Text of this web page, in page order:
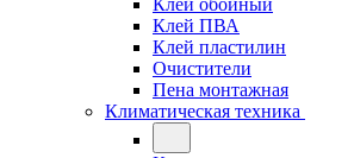
Клей обойный
Клей ПВА
Клей пластилин
Очистители
Пена монтажная
Климатическая техника